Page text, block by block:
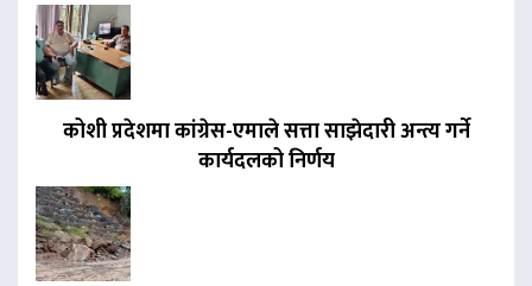
कोशी प्रदेशमा कांग्रेस-एमाले सत्ता साझेदारी अन्त्य गर्ने
कार्यदलको निर्णय